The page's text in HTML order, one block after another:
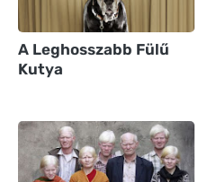
A Leghosszabb Fülű
Kutya